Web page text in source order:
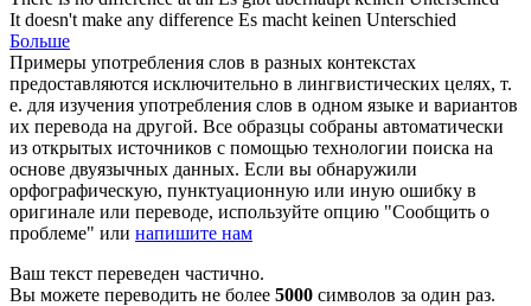
It doesn't make any difference Es macht keinen Unterschied
Больше
Примеры употребления слов в разных контекстах
предоставляются исключительно в лингвистических целях, т.
е. для изучения употребления слов в одном языке и вариантов
их перевода на другой. Все образцы собраны автоматически
из открытых источников с помощью технологии поиска на
основе двуязычных данных. Если вы обнаружили
орфографическую, пунктуационную или иную ошибку в
оригинале или переводе, используйте опцию "Сообщить о
проблеме" или напишите нам
Ваш текст переведен частично.
Вы можете переводить не более 5000 символов за один раз.